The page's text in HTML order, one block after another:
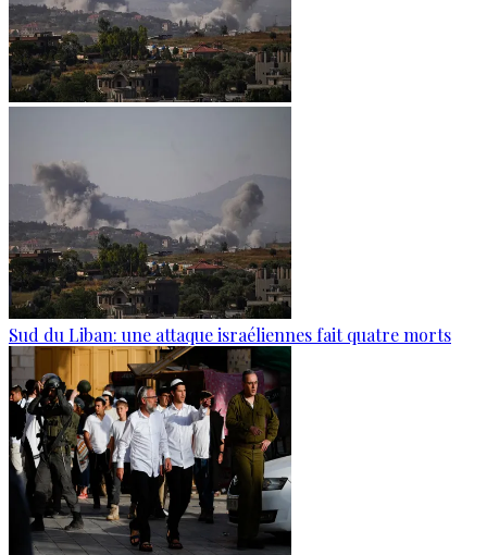
Sud du Liban: une attaque israéliennes fait quatre morts